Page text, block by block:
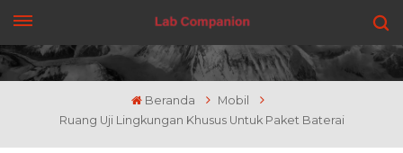
DAPATKAN PENAWARAN
Beranda
Mobil
Ruang Uji Lingkungan Khusus Untuk Paket Baterai